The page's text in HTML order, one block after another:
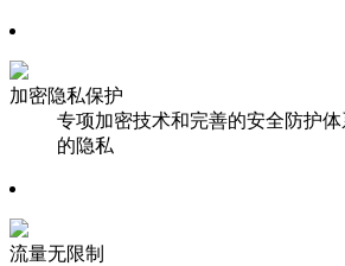
加密隐私保护
专项加密技术和完善的安全防护
的隐私
流量无限制